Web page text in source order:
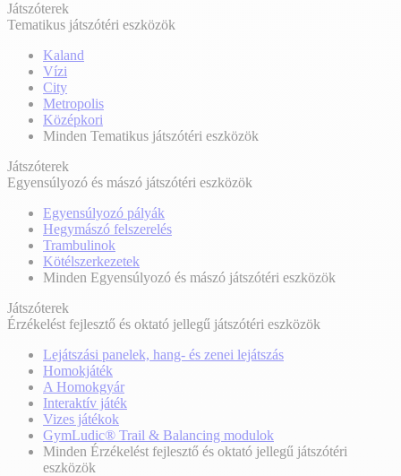
Játszóterek
Tematikus játszótéri eszközök
Kaland
Vízi
City
Metropolis
Középkori
Minden Tematikus játszótéri eszközök
Játszóterek
Egyensúlyozó és mászó játszótéri eszközök
Egyensúlyozó pályák
Hegymászó felszerelés
Trambulinok
Kötélszerkezetek
Minden Egyensúlyozó és mászó játszótéri eszközök
Játszóterek
Érzékelést fejlesztő és oktató jellegű játszótéri eszközök
Lejátszási panelek, hang- és zenei lejátszás
Homokjáték
A Homokgyár
Interaktív játék
Vizes játékok
GymLudic® Trail & Balancing modulok
Minden Érzékelést fejlesztő és oktató jellegű játszótéri
eszközök